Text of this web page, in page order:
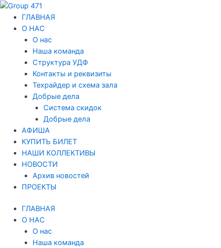
Перейти
содержимому
ГЛАВНАЯ
О НАС
О нас
Наша команда
Структура УДФ
Контакты и реквизиты
Техрайдер и схема зала
Добрые дела
Система скидок
Добрые дела
АФИША
КУПИТЬ БИЛЕТ
НАШИ КОЛЛЕКТИВЫ
НОВОСТИ
Архив новостей
ПРОЕКТЫ
ГЛАВНАЯ
О НАС
О нас
Наша команда
Навигация
по
записям